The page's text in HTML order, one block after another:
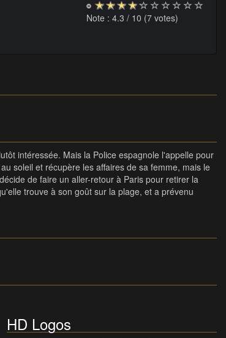
Note : 4.3 / 10 (7 votes)
intéressée. Mais la Police espagnole l'appelle pour
soleil et récupère les affaires de sa femme, mais le
de faire un aller-retour à Paris pour retirer la
trouve à son goût sur la plage, et a prévenu
HD Logos